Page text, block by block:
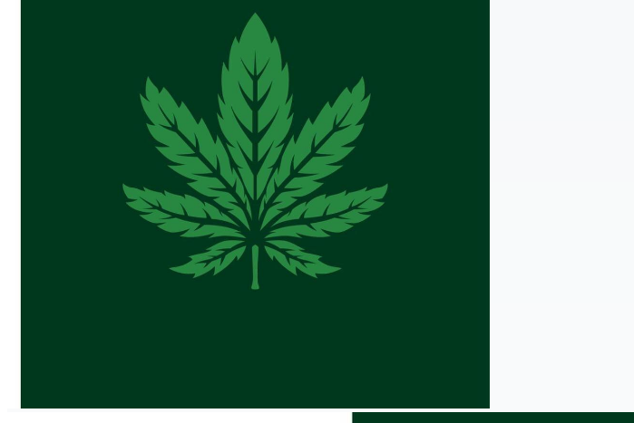
Gráficos en Movimiento
Imágenes Editoriales
Eventos Editoriales